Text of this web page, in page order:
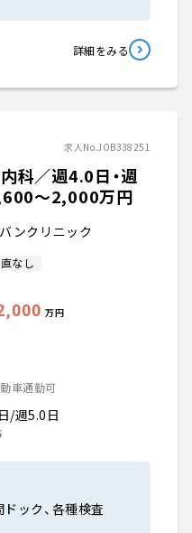
詳細をみる
求人No.JOB338251
科／週4.0日・週
〜2,000万円
ンクリニック
なし
万円
車通勤可
/週5.0日
ック、各種検査